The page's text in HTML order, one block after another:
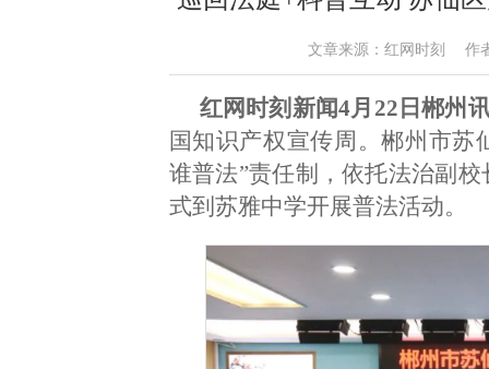
文章来源：红网时刻 作
红网时刻新闻4月22日郴州
国知识产权宣传周。郴州市苏
谁普法”责任制，依托法治副
式到苏雅中学开展普法活动。